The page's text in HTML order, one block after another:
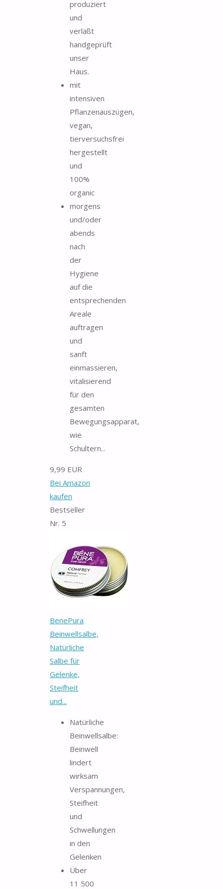
produziert
und
verläßt
handgeprüft
unser
Haus.
mit
intensiven
Pflanzenauszügen,
vegan,
tierversuchsfrei
hergestellt
und
100%
organic
morgens
und/oder
abends
nach
der
Hygiene
auf die
entsprechenden
Areale
auftragen
und
sanft
einmassieren,
vitalisierend
für den
gesamten
Bewegungsapparat,
wie
Schultern...
9,99 EUR
Bei Amazon
kaufen
Bestseller
Nr. 5
BenePura
Beinwellsalbe,
Natürliche
Salbe für
Gelenke,
Steifheit
und...
Natürliche
Beinwellsalbe:
Beinwell
lindert
wirksam
Verspannungen,
Steifheit
und
Schwellungen
in den
Gelenken
Über
11 500